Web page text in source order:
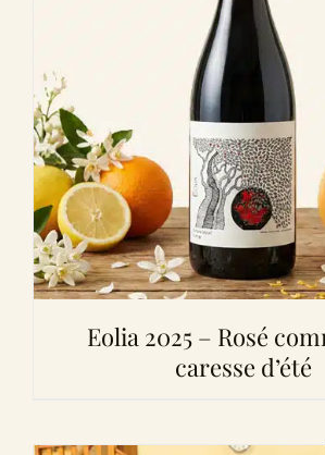
Eolia 2025 – Rosé
caresse d’été